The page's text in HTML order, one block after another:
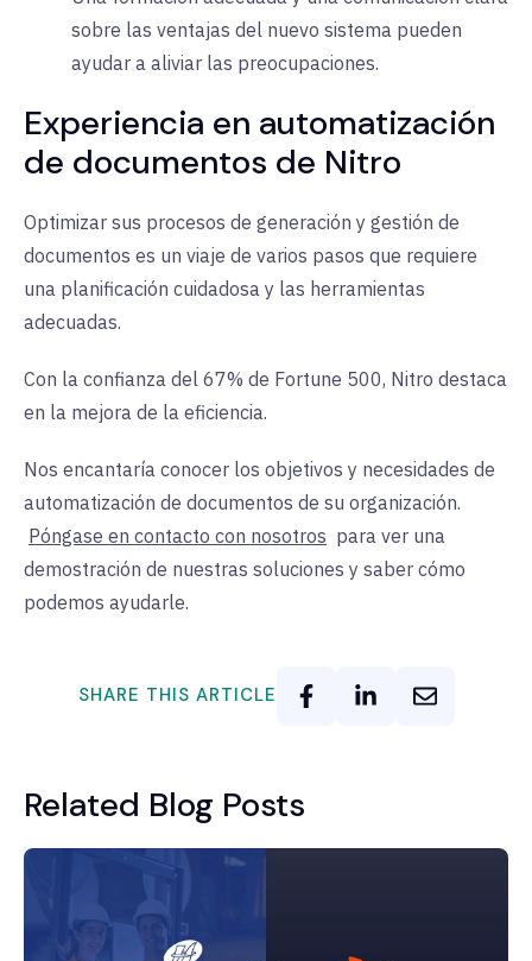
sobre las ventajas del nuevo sistema pueden
ayudar a aliviar las preocupaciones.
Experiencia en automatización
de documentos de Nitro
Optimizar sus procesos de generación y gestión de
documentos es un viaje de varios pasos que requiere
una planificación cuidadosa y las herramientas
adecuadas.
Con la confianza del 67% de Fortune 500, Nitro destaca
en la mejora de la eficiencia.
Nos encantaría conocer los objetivos y necesidades de
automatización de documentos de su organización.
Póngase en contacto con nosotros para ver una
demostración de nuestras soluciones y saber cómo
podemos ayudarle.
SHARE THIS ARTICLE
Related Blog Posts